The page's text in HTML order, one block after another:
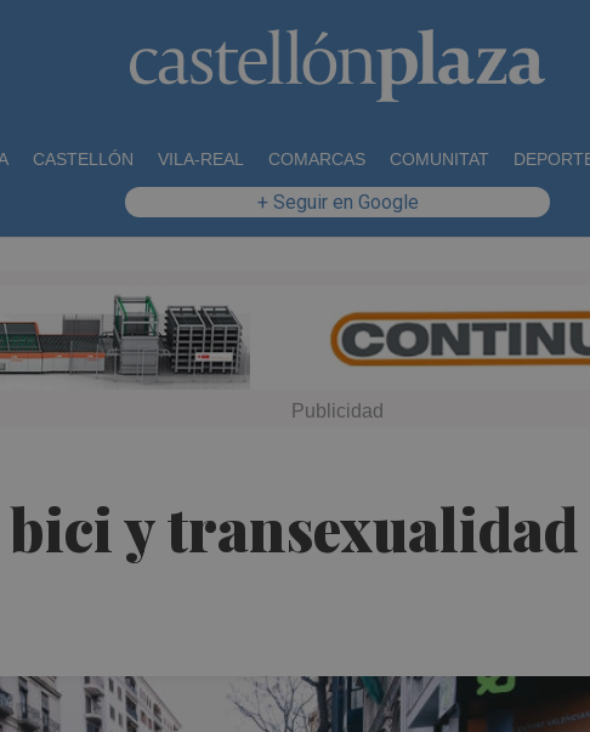
CASTELLÓN VILA-REAL COMARCAS COMUNITAT
+ Seguir en Google
y transexualidad